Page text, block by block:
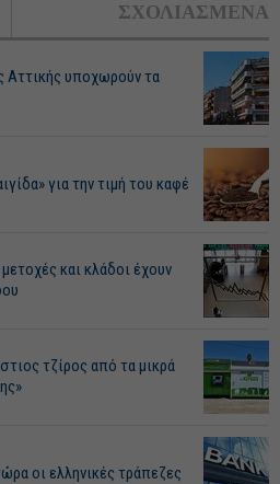
ΣΧΟΛΙΑΣΜΕΝΑ
Αττικής υποχωρούν τα
για την τιμή του καφέ
και κλάδοι έχουν
τζίρος από τα μικρά
οι ελληνικές τράπεζες